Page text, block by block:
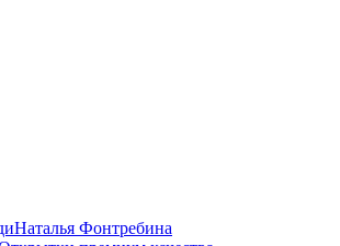
Наталья Фонтребина